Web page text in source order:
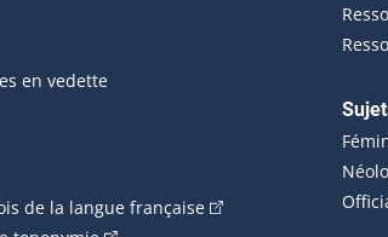
en vedette
de la langue française(Cet hyperlien